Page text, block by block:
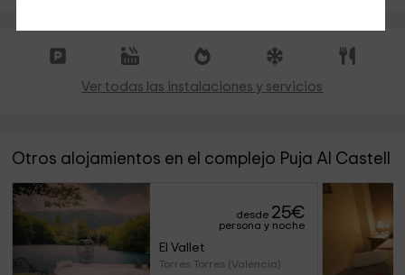
Ver todas las instalaciones y servicios
Otros alojamientos en el complejo Puja Al Castell
desde 25€
persona y noche
El Vallet
Torres Torres (Valencia)